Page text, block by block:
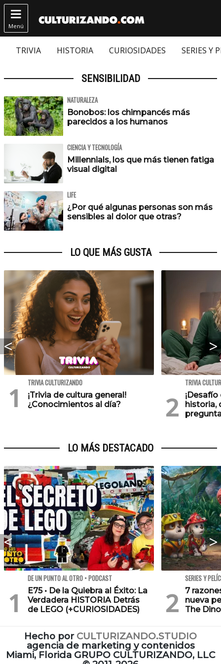

Menú
TRIVIA HISTORIA CURIOSIDADES SERIES Y
SENSIBILIDAD
NATURALEZA
Bonobos: los chimpancés más
parecidos a los humanos
CIENCIA Y TECNOLOGÍA
Millennials, los que más tienen fatiga
visual digital
LIFE
¿Por qué algunas personas son más
sensibles al dolor que otras?
LO QUE MÁS GUSTA
TRIVIA CULTURIZANDO
¡Trivia de cultura general!
¿Conocimientos al día?
TRIVIA
historia,
LO MÁS DESTACADO
DE UN PUNTO AL OTRO • PODCAST
E75 • De la Quiebra al Éxito: La
Verdadera HISTORIA Detrás
de LEGO (+CURIOSIDADES)
SERIES Y
7
nueva
The
Hecho por CULTURIZANDO.STUDIO
agencia de marketing y contenidos
Miami, Florida GRUPO CULTURIZANDO, LLC